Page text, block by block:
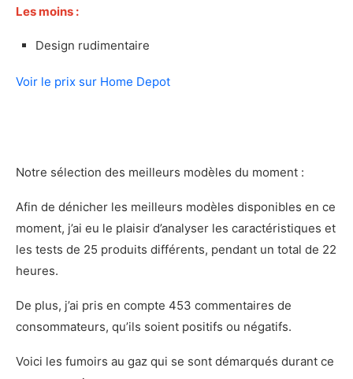
Notre verdict sur le Pit Boss 3-Series Red
Mon avis sur le GrillPro 31846
31846
Les plus
Les moins
Notre approche
Notre méthode
Quels sont les avantages des fumoirs au gaz?
Les moins :
Design rudimentaire
Voir le prix sur Home Depot
Notre sélection des meilleurs modèles du moment :
Afin de dénicher les meilleurs modèles disponibles en ce
moment, j’ai eu le plaisir d’analyser les caractéristiques et
les tests de 25 produits différents, pendant un total de 22
heures.
De plus, j’ai pris en compte 453 commentaires de
consommateurs, qu’ils soient positifs ou négatifs.
Voici les fumoirs au gaz qui se sont démarqués durant ce